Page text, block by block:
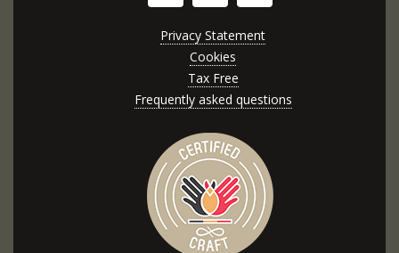
Privacy Statement
Cookies
Tax Free
Frequently asked questions